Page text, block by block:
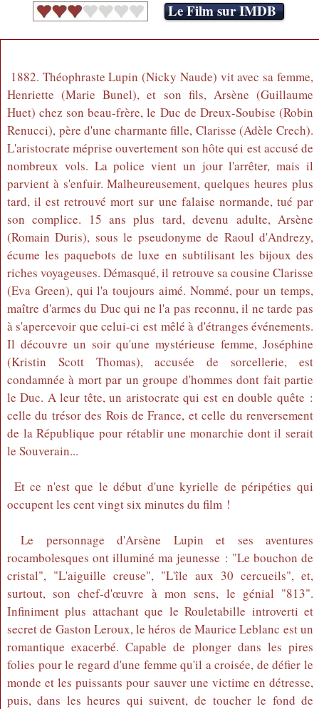
Le Film sur IMDB
1882. Théophraste Lupin (Nicky Naude) vit avec sa femme,
Henriette (Marie Bunel), et son fils, Arsène (Guillaume
Huet) chez son beau-frère, le Duc de Dreux-Soubise (Robin
Renucci), père d'une charmante fille, Clarisse (Adèle Crech).
L'aristocrate méprise ouvertement son hôte qui est accusé de
nombreux vols. La police vient un jour l'arrêter, mais il
parvient à s'enfuir. Malheureusement, quelques heures plus
tard, il est retrouvé mort sur une falaise normande, tué par
son complice. 15 ans plus tard, devenu adulte, Arsène
(Romain Duris), sous le pseudonyme de Raoul d'Andrezy,
écume les paquebots de luxe en subtilisant les bijoux des
riches voyageuses. Démasqué, il retrouve sa cousine Clarisse
(Eva Green), qui l'a toujours aimé. Nommé, pour un temps,
maître d'armes du Duc qui ne l'a pas reconnu, il ne tarde pas
à s'apercevoir que celui-ci est mêlé à d'étranges événements.
Il découvre un soir qu'une mystérieuse femme, Joséphine
(Kristin Scott Thomas), accusée de sorcellerie, est
condamnée à mort par un groupe d'hommes dont fait partie
le Duc. A leur tête, un aristocrate qui est en double quête :
celle du trésor des Rois de France, et celle du renversement
de la République pour rétablir une monarchie dont il serait
le Souverain...
Et ce n'est que le début d'une kyrielle de péripéties qui
occupent les cent vingt six minutes du film !
Le personnage d'Arsène Lupin et ses aventures
rocambolesques ont illuminé ma jeunesse : "Le bouchon de
cristal", "L'aiguille creuse", "L'île aux 30 cercueils", et,
surtout, son chef-d'œuvre à mon sens, le génial "813".
Infiniment plus attachant que le Rouletabille introverti et
secret de Gaston Leroux, le héros de Maurice Leblanc est un
romantique exacerbé. Capable de plonger dans les pires
folies pour le regard d'une femme qu'il a croisée, de défier le
monde et les puissants pour sauver une victime en détresse,
puis, dans les heures qui suivent, de toucher le fond de